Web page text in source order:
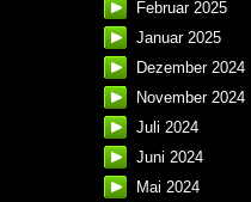
Februar 2025
Januar 2025
Dezember 2024
November 2024
Juli 2024
Juni 2024
Mai 2024